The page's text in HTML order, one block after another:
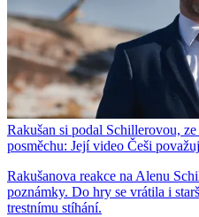
Rakušan si podal Schillerovou,
posměchu: Její video Češi
Rakušanova reakce na Alenu
poznámky. Do hry se vrátila i
trestnímu stíhání.